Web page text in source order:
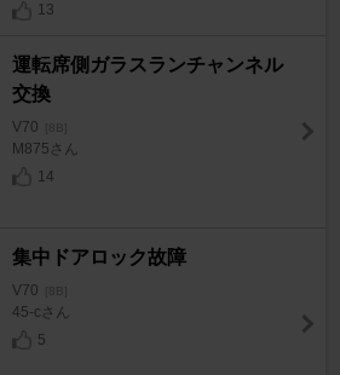
13
運転席側ガラスランチャンネル
交換
V70 [8B]
M875さん
14
集中ドアロック故障
V70 [8B]
45-cさん
5